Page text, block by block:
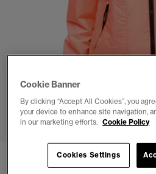
1 2 3 4
Mountain windjack met
Cookie Banner
By clicking “Accept All Cookies”, you
your device to enhance site navigation,
in our marketing efforts. Cookie Policy
Cookies Settings